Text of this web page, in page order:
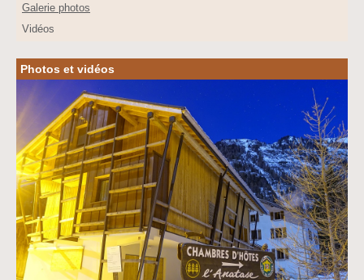
Galerie photos
Vidéos
Photos et vidéos